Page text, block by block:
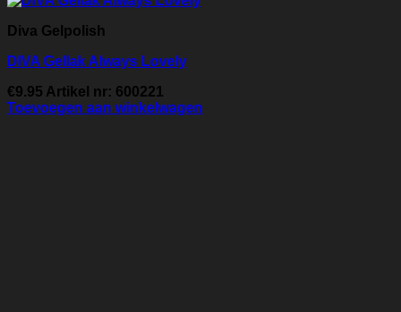
Diva Gelpolish
DIVA Gellak Always Lovely
€9.95 Artikel nr: 600221
Toevoegen aan winkelwagen